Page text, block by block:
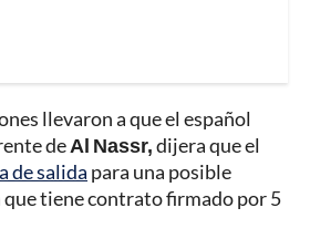
llevaron a que el español
deAl Nassr,dijera que el
de salida para una posible
que tiene contrato firmado por 5